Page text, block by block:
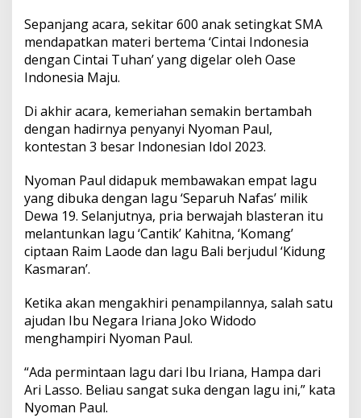
e
s
L
a
a
m
p
M
l
i
k
A
a
s
s
e
p
Sepanjang acara, sekitar 600 anak setingkat SMA
mendapatkan materi bertema ‘Cintai Indonesia
dengan Cintai Tuhan’ yang digelar oleh Oase
Indonesia Maju.
Di akhir acara, kemeriahan semakin bertambah
dengan hadirnya penyanyi Nyoman Paul,
kontestan 3 besar Indonesian Idol 2023.
Nyoman Paul didapuk membawakan empat lagu
yang dibuka dengan lagu ‘Separuh Nafas’ milik
Dewa 19. Selanjutnya, pria berwajah blasteran itu
melantunkan lagu ‘Cantik’ Kahitna, ‘Komang’
ciptaan Raim Laode dan lagu Bali berjudul ‘Kidung
Kasmaran’.
Ketika akan mengakhiri penampilannya, salah satu
ajudan Ibu Negara Iriana Joko Widodo
menghampiri Nyoman Paul.
“Ada permintaan lagu dari Ibu Iriana, Hampa dari
Ari Lasso. Beliau sangat suka dengan lagu ini,” kata
Nyoman Paul.